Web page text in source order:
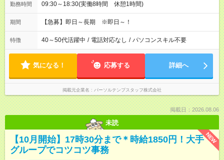
勤務時間 09:30～18:30(実働8時間 休憩1時間)
期間 【急募】即日～長期 ※即日～！
特徴 40～50代活躍中 / 電話対応なし / パソコンスキル不要
気になる！ 応募する 詳細へ
掲載元企業名 パーソルテンプスタッフ株式会社
掲載日：2026.08.06
未読
NEW
【10月開始】17時30分まで＊時給1850円！大手
グループでコツコツ事務